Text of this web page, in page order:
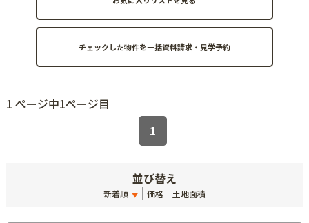
1 ページ中1ページ目
1
並び替え
新着順 価格 土地面積